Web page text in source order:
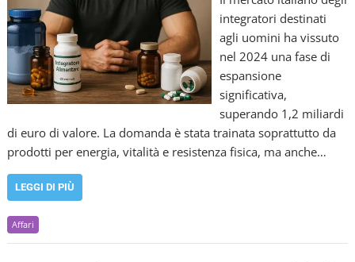
integratori destinati
agli uomini ha vissuto
nel 2024 una fase di
espansione
significativa,
superando 1,2 miliardi
di euro di valore. La domanda è stata trainata soprattutto da
prodotti per energia, vitalità e resistenza fisica, ma anche…
LEGGI DI PIÙ
Affari